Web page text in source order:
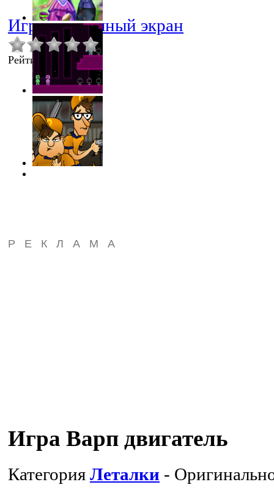
Играть в полный экран
Рейтинг
РЕКЛАМА
Игра Варп двигатель
Категория Леталки -